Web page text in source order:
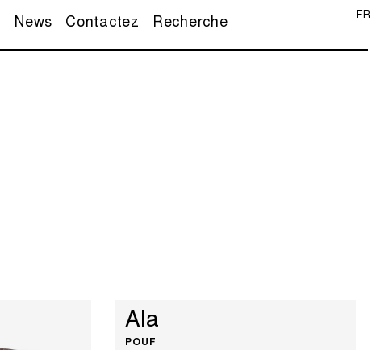
News Contactez Recherche FR
Ala
POUF